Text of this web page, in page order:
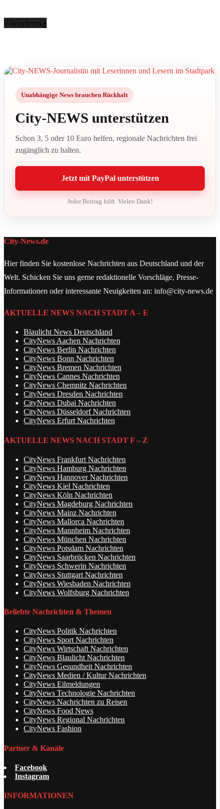
Unabhängige News brauchen Rückhalt
City-NEWS unterstützen
Schon 3, 5 oder 10 Euro helfen, regionale Nachrichten frei
zugänglich zu halten.
Jetzt mit PayPal unterstützen
Jeder Beitrag hilft. Vielen Dank!
City-News.de
Hier finden Sie kostenlose Nachrichten aus Deutschland und der
Welt. Schicken Sie uns gerne redaktionelle Vorschläge, Presse-
Informationen oder interessante Neuigkeiten an: info@city-news.de
AKTUELLE NEWS NACH STADT A – E
Blaulicht News Deutschland
CityNews Aachen Nachrichten
CityNews Berlin Nachrichten
CityNews Bonn Nachrichten
CityNews Bremen Nachrichten
CityNews Cannes Nachrichten
CityNews Chemnitz Nachrichten
CityNews Dresden Nachrichten
CityNews Dubai Nachrichten
CityNews Düsseldorf Nachrichten
CityNews Erfurt Nachrichten
AKTUELLE NEWS NACH STADT F – Z
CityNews Frankfurt Nachrichten
CityNews Hamburg Nachrichten
CityNews Hannover Nachrichten
CityNews Kiel Nachrichten
CityNews Köln Nachrichten
CityNews Magdeburg Nachrichten
CityNews Mainz Nachrichten
CityNews Mallorca Nachrichten
CityNews Mannheim Nachrichten
CityNews München Nachrichten
CityNews Potsdam Nachrichten
CityNews Saarbrücken Nachrichten
CityNews Schwerin Nachrichten
CityNews Stuttgart Nachrichten
CityNews Wiesbaden Nachrichten
CityNews Wolfsburg Nachrichten
Beliebte Nachrichten & Themen
CityNews Politik Nachrichten
CityNews Sport Nachrichten
CityNews Wirtschaft Nachrichten
CityNews Blaulicht Nachrichten
CityNews Gesundheit Nachrichten
CityNews Medien / Kultur Nachrichten
CityNews Eilmeldungen
CityNews Technologie Nachrichten
CityNews Nachrichten zu Reisen
CityNews Food News
CityNews Regional Nachrichten
CityNews Fashion
Partner & Kanäle
Facebook
Instagram
INFORMATIONEN